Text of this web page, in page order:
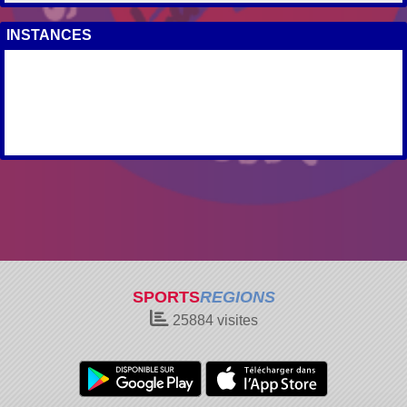
INSTANCES
SPORTSREGIONS
25884visites